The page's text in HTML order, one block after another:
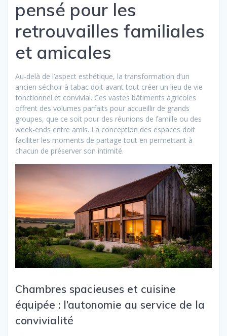
pensé pour les
retrouvailles familiales
et amicales
Au-delà de l’aspect esthétique, la transformation d’un
ancien séchoir à tabac doit avant tout créer un lieu de vie
fonctionnel et convivial. Ces vastes bâtiments agricoles
offrent des volumes parfaits pour accueillir de grands
groupes, que ce soit pour des réunions de famille ou des
week-ends entre amis. La conception des espaces doit
faciliter les moments de partage tout en permettant à
chacun de préserver son intimité.
Chambres spacieuses et cuisine
équipée : l’autonomie au service de la
convivialité